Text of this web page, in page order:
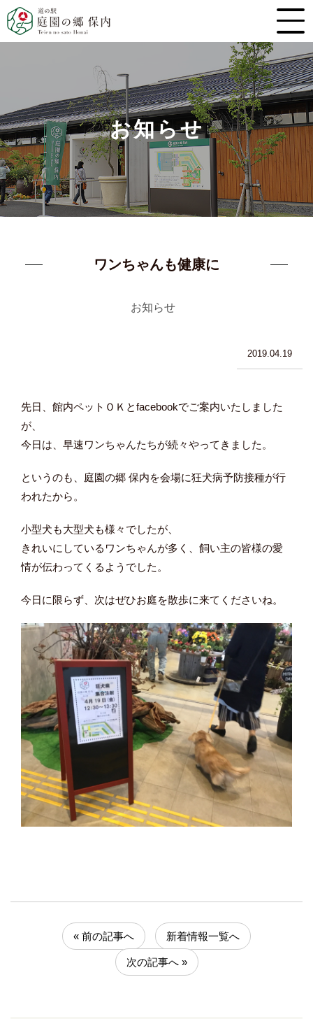
お知らせ
ワンちゃんも健康に
お知らせ
2019.04.19
先日、館内ペットＯＫとfacebookでご案内いたしました
が、
今日は、早速ワンちゃんたちが続々やってきました。
というのも、庭園の郷 保内を会場に狂犬病予防接種が行
われたから。
小型犬も大型犬も様々でしたが、
きれいにしているワンちゃんが多く、飼い主の皆様の愛
情が伝わってくるようでした。
今日に限らず、次はぜひお庭を散歩に来てくださいね。
« 前の記事へ 新着情報一覧へ
次の記事へ »